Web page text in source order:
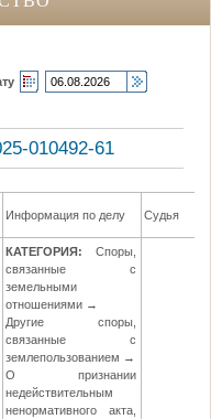
010492-61
Информация по делу Судья
КАТЕГОРИЯ:
Споры,
связанные с
земельными
отношениями →
Другие споры,
связанные с
землепользованием →
О признании
недействительным
ненормативного акта,